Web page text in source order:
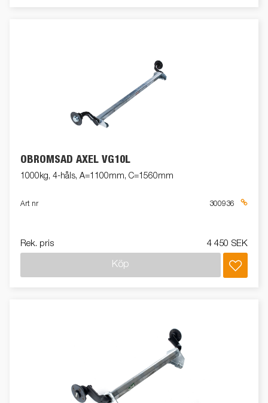
OBROMSAD AXEL VG10L
1000kg, 4-håls, A=1100mm, C=1560mm
Art nr 300936
Rek. pris 4 450 SEK
Köp